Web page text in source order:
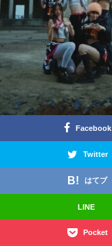
Facebook
Twitter
はてブ
LINE
Pocket